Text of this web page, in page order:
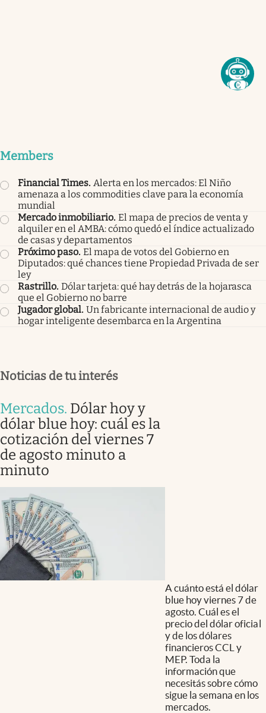
Members
Financial Times. Alerta en los mercados: El Niño
amenaza a los commodities clave para la economía
mundial
Mercado inmobiliario. El mapa de precios de venta y
alquiler en el AMBA: cómo quedó el índice actualizado
de casas y departamentos
Próximo paso. El mapa de votos del Gobierno en
Diputados: qué chances tiene Propiedad Privada de ser
ley
Rastrillo. Dólar tarjeta: qué hay detrás de la hojarasca
que el Gobierno no barre
Jugador global. Un fabricante internacional de audio y
hogar inteligente desembarca en la Argentina
Noticias de tu interés
Mercados. Dólar hoy y
dólar blue hoy: cuál es la
cotización del viernes 7
de agosto minuto a
minuto
A cuánto está el dólar
blue hoy viernes 7 de
agosto. Cuál es el
precio del dólar oficial
y de los dólares
financieros CCL y
MEP. Toda la
información que
necesitás sobre cómo
sigue la semana en los
mercados.